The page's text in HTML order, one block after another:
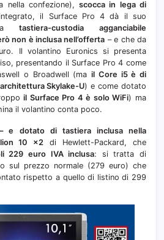
nella confezione), scocca in lega di
il Surface Pro 4 dà il suo
tastiera-custodia agganciabile
non è inclusa nell’offerta – e che da
Il volantino Euronics si presenta
presentando il Surface Pro 4 come
o Broadwell (mail Core i5 è di
Skylake-U) e come dotato
il Surface Pro 4 è solo WiFi) ma
il volantino conta poco.
e dotato di tastiera inclusa nella
10 x2 di Hewlett-Packard, che
229 euro IVA inclusa: si tratta di
sul prezzo normale (279 euro) che
rispetto a quello di listino di 299